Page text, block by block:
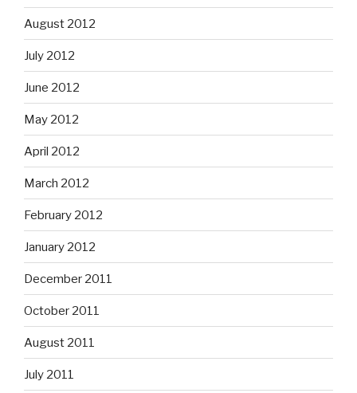
August 2012
July 2012
June 2012
May 2012
April 2012
March 2012
February 2012
January 2012
December 2011
October 2011
August 2011
July 2011